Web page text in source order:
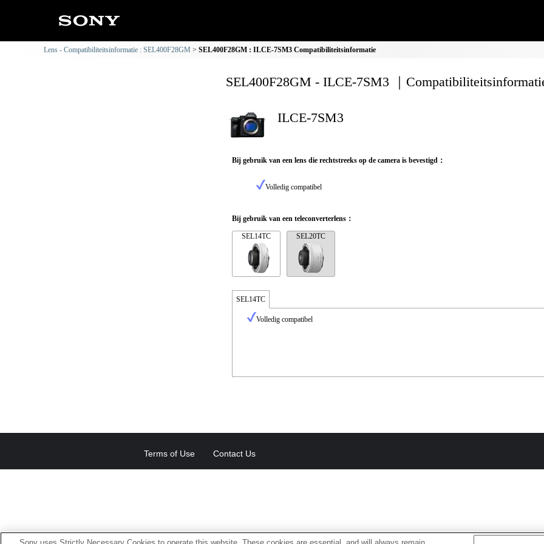
Lens - Compatibiliteitsinformatie : SEL400F28GM SEL400F28GM : ILCE-7SM3 Compatibiliteitsinformatie
SEL400F28GM - ILCE-7SM3 ｜
ILCE-7SM3
Bij gebruik van een lens die rechtstreeks op de camera is bevestigd：
Volledig compatibel
Bij gebruik van een teleconverterlens：
SEL14TC SEL20TC
SEL14TC
Volledig compatibel
Terms of Use Contact Us